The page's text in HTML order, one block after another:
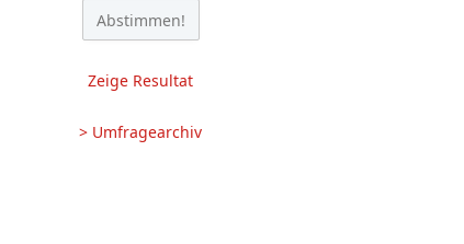
Zeige Resultat
> Umfragearchiv